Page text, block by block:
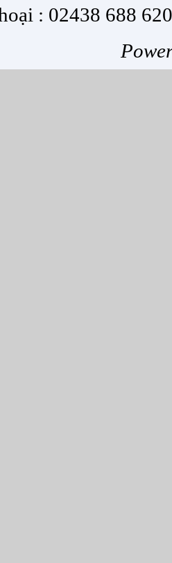
: 02438 688